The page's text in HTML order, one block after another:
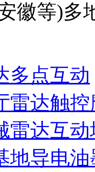
徽等)多
多点互动
雷达触
雷达互动
地导电油